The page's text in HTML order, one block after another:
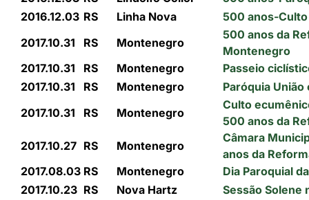
2016.12.03 RS Linha Nova
500 anos-
2017.10.31
RS Montenegro
500 anos da
Montenegro
2017.10.31
RS Montenegro
Passeio
2017.10.31
RS Montenegro
Paróquia
2017.10.31
RS Montenegro
Culto
500 anos da
2017.10.27 RS Montenegro
Câmara
anos da
2017.08.03 RS Montenegro
Dia Paroquial
2017.10.23 RS Nova Hartz
Sessão Solene